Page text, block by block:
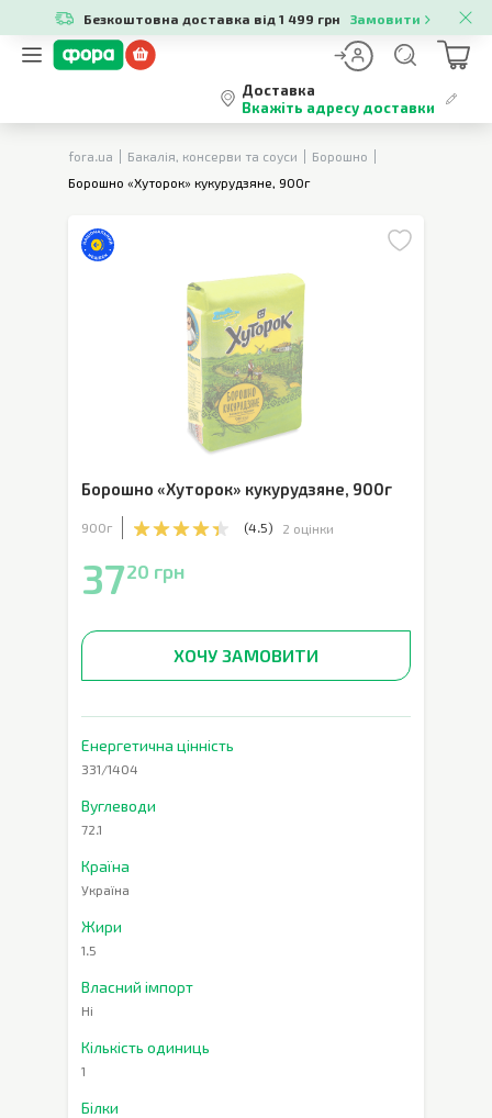
Безкоштовна доставка від 1 499 грн Замовити
Доставка
Вкажіть адресу доставки
fora.ua Бакалія, консерви та соуси
Борошно
Борошно «Хуторок» кукурудзяне, 900г
Борошно «Хуторок» кукурудзяне, 900г
900г (4.5) 2 оцінки
3720 грн
ХОЧУ ЗАМОВИТИ
Енергетична цінність
331/1404
Вуглеводи
72.1
Країна
Україна
Жири
1.5
Власний імпорт
Ні
Кількість одиниць
1
Білки